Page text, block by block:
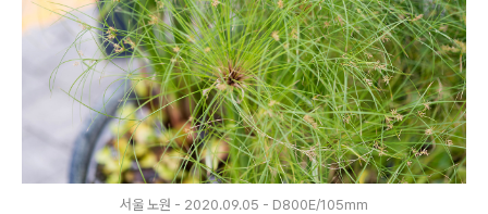
서울 노원 - 2020.09.05 - D800E/105mm